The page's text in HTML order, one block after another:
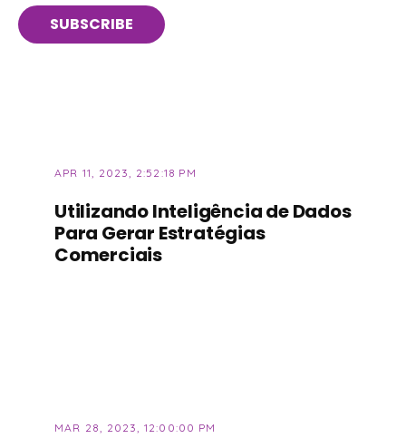
APR 11, 2023, 2:52:18 PM
Utilizando Inteligência de Dados
Para Gerar Estratégias
Comerciais
MAR 28, 2023, 12:00:00 PM